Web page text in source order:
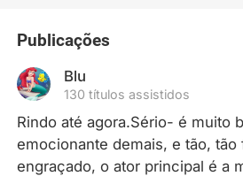
Publicações
Blu
130 títulos assistidos
Rindo até agora.Sério- é muito
emocionante demais, e tão,
engraçado, o ator principal é a